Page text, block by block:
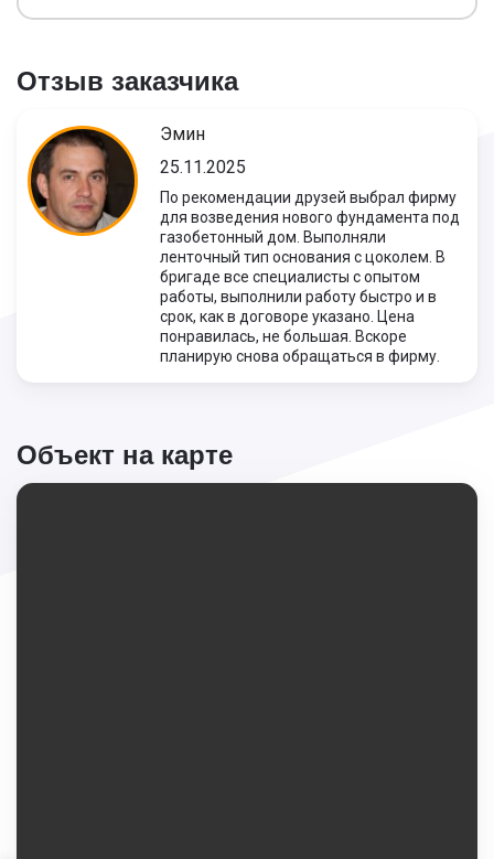
Отзыв заказчика
Эмин
25.11.2025
По рекомендации друзей выбрал фирму
для возведения нового фундамента под
газобетонный дом. Выполняли
ленточный тип основания с цоколем. В
бригаде все специалисты с опытом
работы, выполнили работу быстро и в
срок, как в договоре указано. Цена
понравилась, не большая. Вскоре
планирую снова обращаться в фирму.
Объект на карте